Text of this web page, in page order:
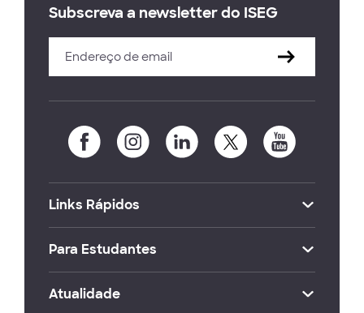
Subscreva a newsletter do ISEG
Links Rápidos
Para Estudantes
Atualidade